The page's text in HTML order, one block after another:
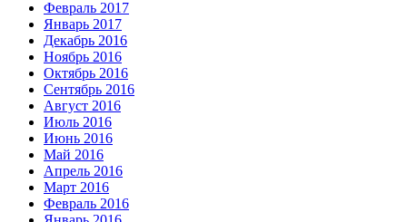
Февраль 2017
Январь 2017
Декабрь 2016
Ноябрь 2016
Октябрь 2016
Сентябрь 2016
Август 2016
Июль 2016
Июнь 2016
Май 2016
Апрель 2016
Март 2016
Февраль 2016